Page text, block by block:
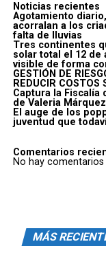
Noticias recientes
Agotamiento
acorralan a los
falta de lluvias
Tres continentes
solar total el 12 de
visible de forma
GESTIÓN DE
REDUCIR COSTOS
Captura la
de Valeria Márquez
El auge de los
juventud que
Comentarios
No hay
MÁS